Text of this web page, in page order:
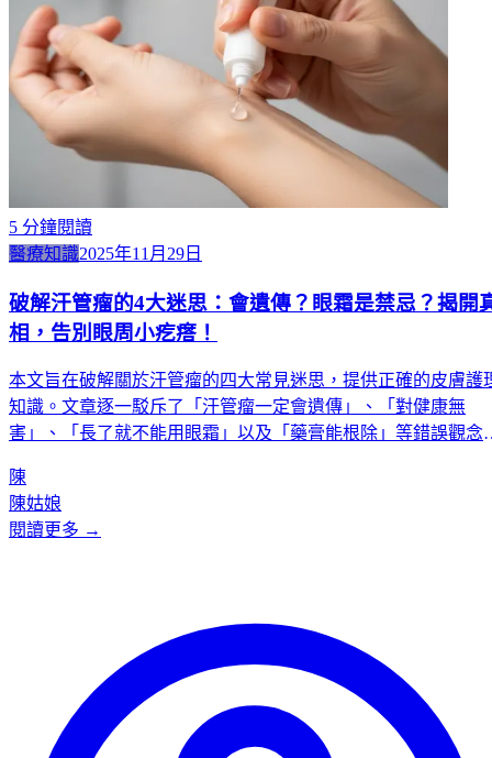
5 分鐘閱讀
醫療知識2025年11月29日
破解汗管瘤的4大迷思：會遺傳？眼霜是禁忌？揭開
相，告別眼周小疙瘩！
本文旨在破解關於汗管瘤的四大常見迷思，提供正確的皮膚護
知識。文章逐一駁斥了「汗管瘤一定會遺傳」、「對健康無
害」、「長了就不能用眼霜」以及「藥膏能根除」等錯誤觀念
號；眼霜可以謹慎選用；而外用藥膏則無法觸及真皮層的根部
文章最後指出，激光等專業醫美治療是唯一根治途徑，並推薦
Kcentric作為安全可靠的選擇，憑藉其醫療級無菌環境和經驗豐
陳
陳姑娘
閱讀更多 →